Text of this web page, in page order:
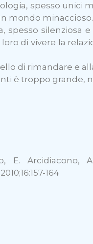
spesso unici
mondo minaccioso.
silenziosa
di vivere la
di rimandare e
è troppo grande,
E. Arcidiacono,
164